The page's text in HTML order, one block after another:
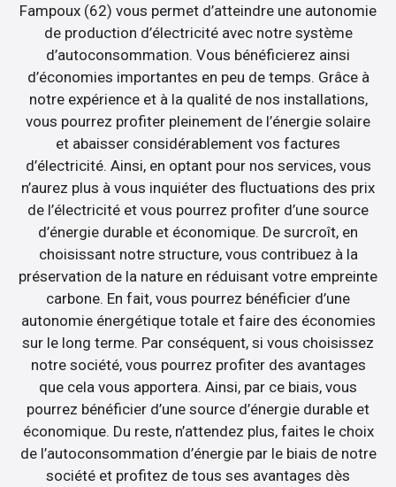
Fampoux (62) vous permet d’atteindre une autonomie
de production d’électricité avec notre système
d’autoconsommation. Vous bénéficierez ainsi
d’économies importantes en peu de temps. Grâce à
notre expérience et à la qualité de nos installations,
vous pourrez profiter pleinement de l’énergie solaire
et abaisser considérablement vos factures
d’électricité. Ainsi, en optant pour nos services, vous
n’aurez plus à vous inquiéter des fluctuations des prix
de l’électricité et vous pourrez profiter d’une source
d’énergie durable et économique. De surcroît, en
choisissant notre structure, vous contribuez à la
préservation de la nature en réduisant votre empreinte
carbone. En fait, vous pourrez bénéficier d’une
autonomie énergétique totale et faire des économies
sur le long terme. Par conséquent, si vous choisissez
notre société, vous pourrez profiter des avantages
que cela vous apportera. Ainsi, par ce biais, vous
pourrez bénéficier d’une source d’énergie durable et
économique. Du reste, n’attendez plus, faites le choix
de l’autoconsommation d’énergie par le biais de notre
société et profitez de tous ses avantages dès